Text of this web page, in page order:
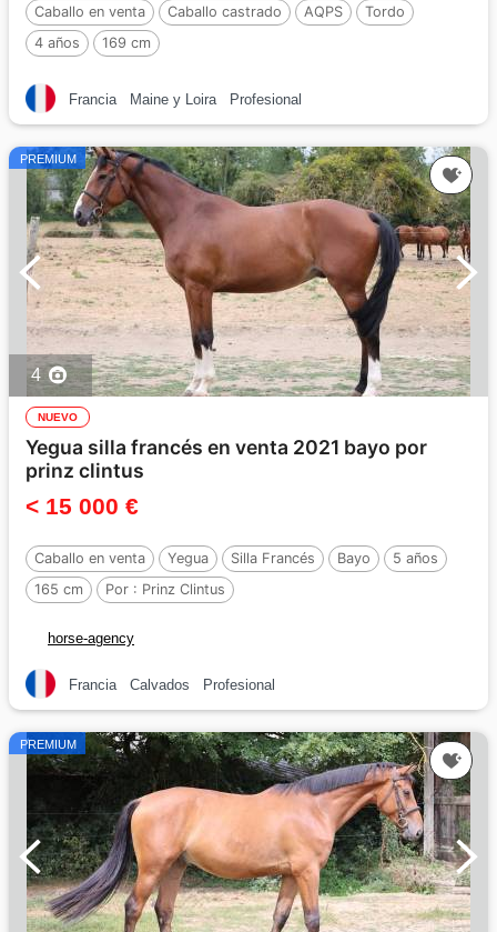
Caballo en venta Caballo castrado AQPS
Tordo
4 años
169 cm
Francia Maine y Loira Profesional
PREMIUM
4
NUEVO
Yegua silla francés en venta 2021 bayo por
prinz clintus
< 15 000 €
Caballo en venta Yegua Silla Francés Bayo
5 años
165 cm
Por : Prinz Clintus
horse-agency
Francia Calvados Profesional
PREMIUM